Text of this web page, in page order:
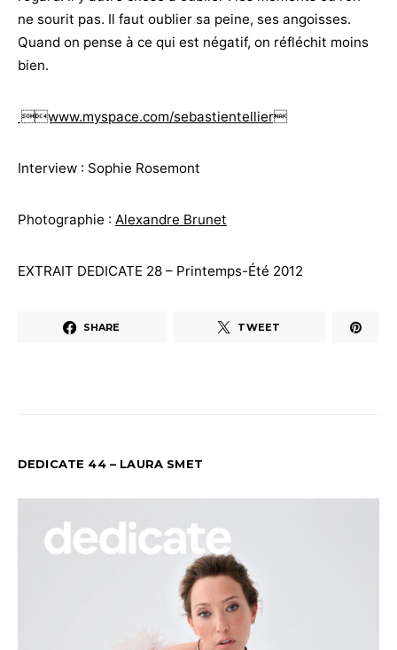
ne sourit pas. Il faut oublier sa peine, ses angoisses.
Quand on pense à ce qui est négatif, on réfléchit moins
bien.
www.myspace.com/sebastientellier
Interview : Sophie Rosemont
Photographie : Alexandre Brunet
EXTRAIT DEDICATE 28 – Printemps-Été 2012
SHARE TWEET
DEDICATE 44 – LAURA SMET